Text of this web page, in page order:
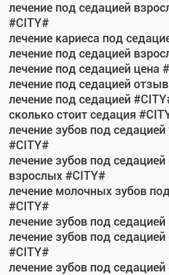
лечение под седацией
#CITY#
лечение кариеса под
лечение под седацией
лечение под седацией цена
лечение под седацией
лечение под седацией
сколько стоит седация
лечение зубов под
#CITY#
лечение зубов под
взрослых #CITY#
лечение молочных зубов
#CITY#
лечение зубов под
лечение зубов под
#CITY#
лечение зубов под